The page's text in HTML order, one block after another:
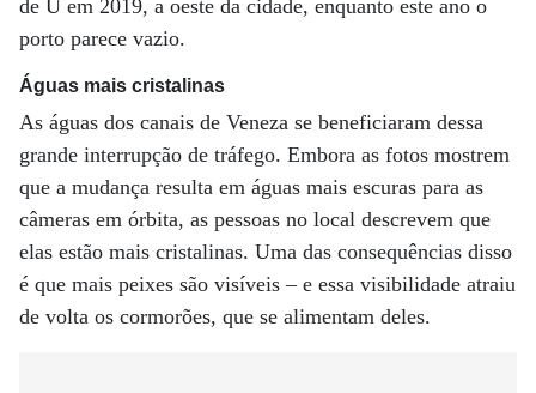
de U em 2019, a oeste da cidade, enquanto este ano o
porto parece vazio.
Águas mais cristalinas
As águas dos canais de Veneza se beneficiaram dessa
grande interrupção de tráfego. Embora as fotos mostrem
que a mudança resulta em águas mais escuras para as
câmeras em órbita, as pessoas no local descrevem que
elas estão mais cristalinas. Uma das consequências disso
é que mais peixes são visíveis – e essa visibilidade atraiu
de volta os cormorões, que se alimentam deles.